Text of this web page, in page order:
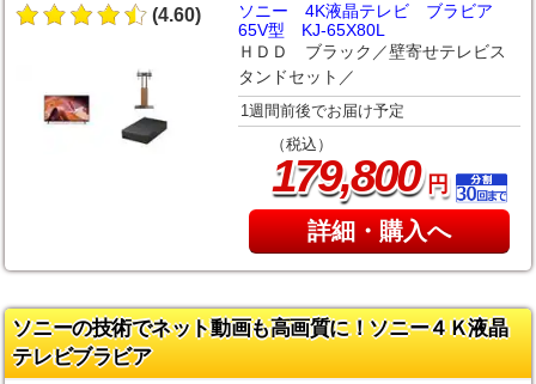
(4.60)
ソニー 4K液晶テレビ ブラビア
65V型 KJ-65X80L
ＨＤＤ ブラック／壁寄せテレビス
タンドセット／
1週間前後でお届け予定
（税込）
179,800円
詳細・購入へ
ソニーの技術でネット動画も高画質に！ソニー４Ｋ液晶
テレビブラビア